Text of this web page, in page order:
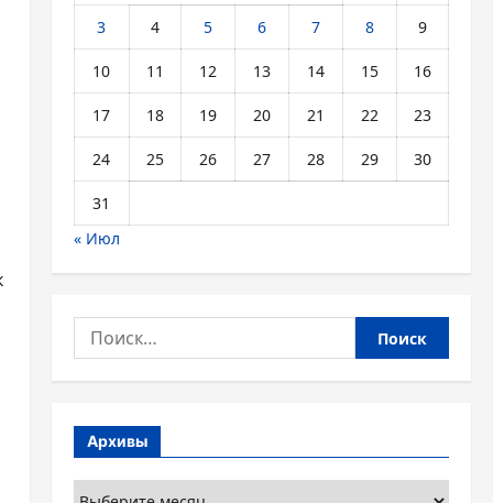
3 4 5 6 7 8 9
10 11 12 13 14 15 16
17 18 19 20 21 22 23
24 25 26 27 28 29 30
31
« Июл
Найти:
Архивы
Архивы